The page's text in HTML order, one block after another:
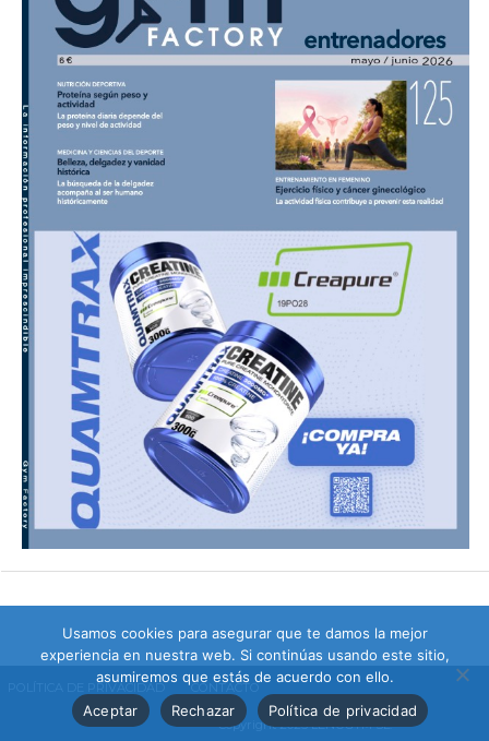
POLÍTICA DE PRIVACIDAD CONTACTO
Copyright 2025 LENUGYM SL.
Usamos cookies para asegurar que te damos la mejor
experiencia en nuestra web. Si continúas usando este sitio,
asumiremos que estás de acuerdo con ello.
Aceptar
Rechazar Política de privacidad